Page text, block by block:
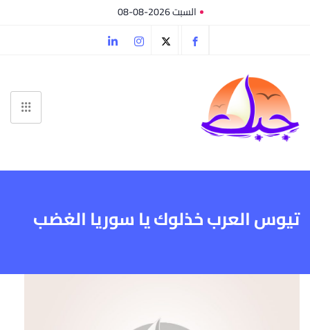
السبت 2026-08-08
تيوس العرب خذلوك يا سوريا الغضب